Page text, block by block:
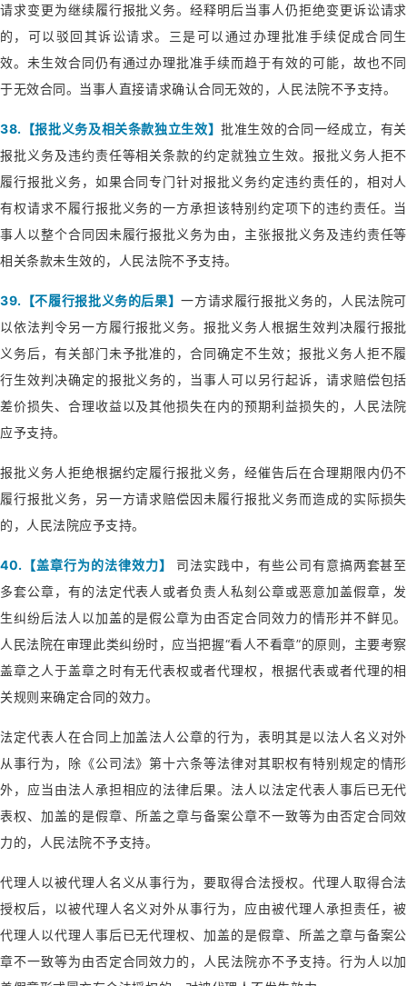
请求变更为继续履行报批义务。经释明后当事人仍拒绝变更诉讼请求
的，可以驳回其诉讼请求。三是可以通过办理批准手续促成合同生
效。未生效合同仍有通过办理批准手续而趋于有效的可能，故也不同
于无效合同。当事人直接请求确认合同无效的，人民法院不予支持。
38.【报批义务及相关条款独立生效】批准生效的合同一经成立，有关
报批义务及违约责任等相关条款的约定就独立生效。报批义务人拒不
履行报批义务，如果合同专门针对报批义务约定违约责任的，相对人
有权请求不履行报批义务的一方承担该特别约定项下的违约责任。当
事人以整个合同因未履行报批义务为由，主张报批义务及违约责任等
相关条款未生效的，人民法院不予支持。
39.【不履行报批义务的后果】一方请求履行报批义务的，人民法院可
以依法判令另一方履行报批义务。报批义务人根据生效判决履行报批
义务后，有关部门未予批准的，合同确定不生效；报批义务人拒不履
行生效判决确定的报批义务的，当事人可以另行起诉，请求赔偿包括
差价损失、合理收益以及其他损失在内的预期利益损失的，人民法院
应予支持。
报批义务人拒绝根据约定履行报批义务，经催告后在合理期限内仍不
履行报批义务，另一方请求赔偿因未履行报批义务而造成的实际损失
的，人民法院应予支持。
40.【盖章行为的法律效力】 司法实践中，有些公司有意搞两套甚至
多套公章，有的法定代表人或者负责人私刻公章或恶意加盖假章，发
生纠纷后法人以加盖的是假公章为由否定合同效力的情形并不鲜见。
人民法院在审理此类纠纷时，应当把握“看人不看章”的原则，主要考察
盖章之人于盖章之时有无代表权或者代理权，根据代表或者代理的相
关规则来确定合同的效力。
法定代表人在合同上加盖法人公章的行为，表明其是以法人名义对外
从事行为，除《公司法》第十六条等法律对其职权有特别规定的情形
外，应当由法人承担相应的法律后果。法人以法定代表人事后已无代
表权、加盖的是假章、所盖之章与备案公章不一致等为由否定合同效
力的，人民法院不予支持。
代理人以被代理人名义从事行为，要取得合法授权。代理人取得合法
授权后，以被代理人名义对外从事行为，应由被代理人承担责任，被
代理人以代理人事后已无代理权、加盖的是假章、所盖之章与备案公
章不一致等为由否定合同效力的，人民法院亦不予支持。行为人以加